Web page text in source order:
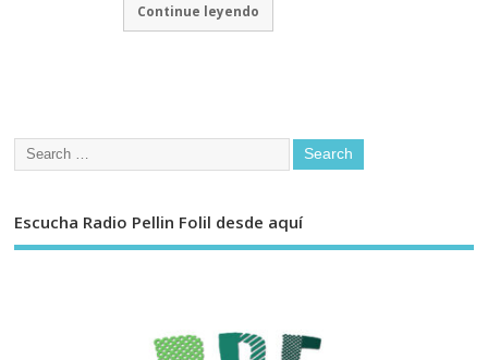
Continue leyendo
Escucha Radio Pellin Folil desde aquí